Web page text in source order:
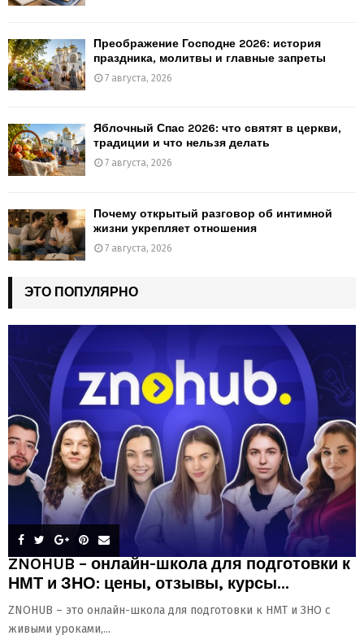
Преображение Господне 2026: история
праздника, молитвы и главные запреты
7 августа, 2026
Яблочный Спас 2026: что святят в церкви,
традиции и что нельзя делать
7 августа, 2026
Почему открытый разговор об интимной
жизни укрепляет отношения
7 августа, 2026
ЭТО ПОПУЛЯРНО
ZNOHUB – онлайн-школа для подготовки к
НМТ и ЗНО: цены, отзывы, курсы...
ZNOHUB – это онлайн-школа для подготовки к НМТ и ЗНО с
живыми уроками,...